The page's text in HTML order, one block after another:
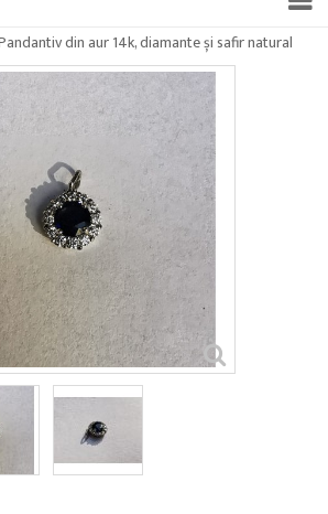
din aur 14k, diamante și safir natural